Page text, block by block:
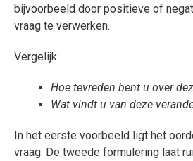
bijvoorbeeld door positieve of
vraag te verwerken.
Vergelijk:
Hoe tevreden bent u over
Wat vindt u van deze
In het eerste voorbeeld ligt het
vraag. De tweede formulering laat